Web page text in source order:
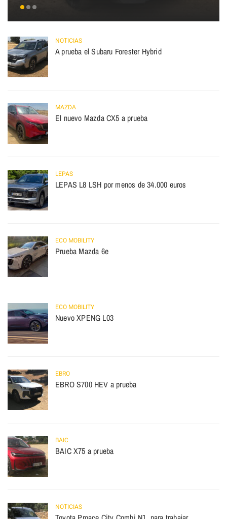
NOTICIAS
A prueba el Subaru Forester Hybrid
MAZDA
El nuevo Mazda CX5 a prueba
LEPAS
LEPAS L8 LSH por menos de 34.000 euros
ECO MOBILITY
Prueba Mazda 6e
ECO MOBILITY
Nuevo XPENG L03
EBRO
EBRO S700 HEV a prueba
BAIC
BAIC X75 a prueba
NOTICIAS